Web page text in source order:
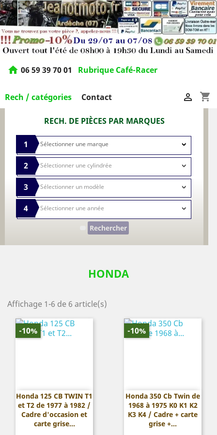
home 06 59 39 70 01 Rubrique Café-Racer
Rech / catégories Contact shopping_cart

RECH. DE PIÈCES PAR MARQUES
1
2
3
4
Rechercher
HONDA
Affichage 1-6 de 6 article(s)
Honda 125 CB TWIN T1
et T2 de 1977 à 1982 /
Cadre d'occasion et
carte grise...
-10%
Honda 350 Cb Twin de
1968 à 1975 K0 K1 K2
K3 K4 / Cadre + carte
grise +...
-10%